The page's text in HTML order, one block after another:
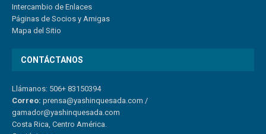
Intercambio de Enlaces
Páginas de Socios y Amigas
Mapa del Sitio
CONTÁCTANOS
Llámanos: 506+ 83150394
Correo: prensa@yashinquesada.com /
gamador@yashinquesada.com
Costa Rica, Centro América.